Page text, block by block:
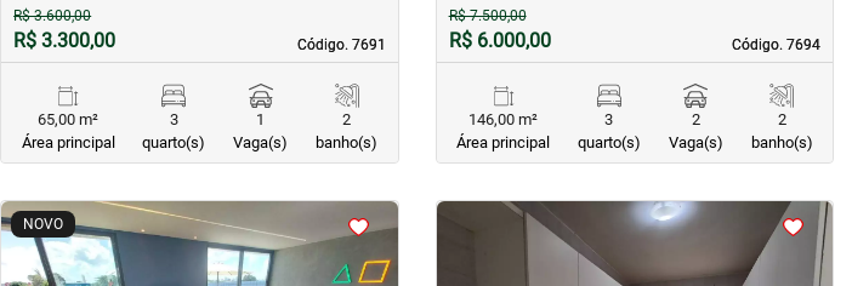
Código. 7691
Código. 7691
R$ 3.600,00
R$ 3.300,00
65,00 m²
Área principal
3
quarto(s)
1
Vaga(s)
2
banho(s)
Código. 7694
Código. 7694
R$ 7.500,00
R$ 6.000,00
146,00 m²
Área principal
3
quarto(s)
2
Vaga(s)
2
banho(s)
NOVO
<<<< <